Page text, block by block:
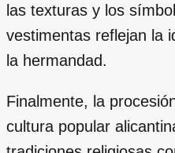
las texturas y los
vestimentas reflejan la
la hermandad.
Finalmente, la
cultura popular